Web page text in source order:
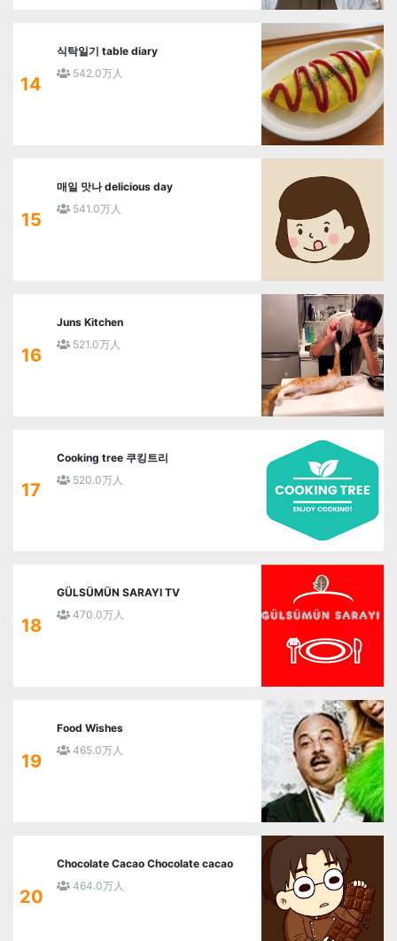
14
식탁일기 table diary
542.0万人
15
매일 맛나 delicious day
541.0万人
16
Juns Kitchen
521.0万人
17
Cooking tree 쿠킹트리
520.0万人
18
GÜLSÜMÜN SARAYI TV
470.0万人
19
Food Wishes
465.0万人
20
Chocolate Cacao Chocolate cacao
464.0万人